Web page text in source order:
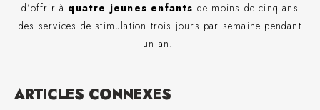
d’offrir à quatre jeunes enfants de moins de cinq ans
des services de stimulation trois jours par semaine pendant
un an.
ARTICLES CONNEXES